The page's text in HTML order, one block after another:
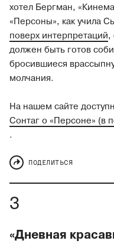
хотел Бергман,
«Персоны», как учила
поверх интерпретаций,
должен быть готов
бросившиеся
молчания.
На нашем сайте
Сонтаг о «Персоне» (в
.
ПОДЕЛИТЬСЯ
«Дневная